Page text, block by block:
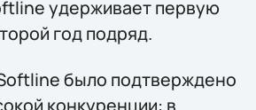
удерживает первую
год подряд.
было подтверждено
конкуренции: в